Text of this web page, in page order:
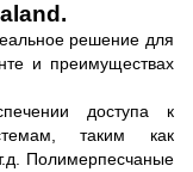
решение для
и преимуществах
доступа к
таким как
Полимерпесчаные